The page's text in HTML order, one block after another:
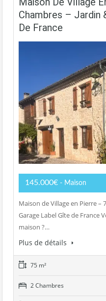
Chambres – Jardin
De France
145.000€ - Maison
Maison de Village en Pierre –
Garage Label Gîte de France
maison ?…
Plus de détails
75 m²
2 Chambres